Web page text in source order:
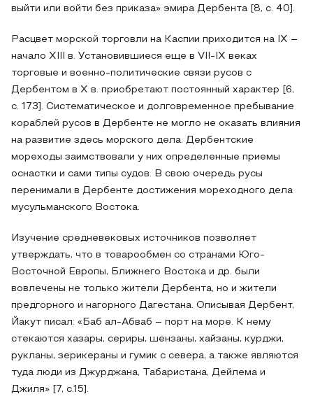
выйти или войти без приказа» эмира Дербента [8, с. 40].
Расцвет морской торговли на Каспии приходится на IX –
начало XIII в. Установившиеся еще в VII-IX веках
торговые и военно-политические связи русов с
Дербентом в X в. приобретают постоянный характер [6,
с. 173]. Систематическое и долговременное пребывание
кораблей русов в Дербенте не могло не оказать влияния
на развитие здесь морского дела. Дербентские
мореходы заимствовали у них определенные приемы
оснастки и сами типы судов. В свою очередь русы
перенимали в Дербенте достижения мореходного дела
мусульманского Востока.
Изучение средневековых источников позволяет
утверждать, что в товарообмен со странами Юго-
Восточной Европы, Ближнего Востока и др. были
вовлечены не только жители Дербента, но и жители
предгорного и нагорного Дагестана. Описывая Дербент,
Йакут писал: «Баб ал-Абваб – порт на море. К нему
стекаются хазары, сериры, шензаны, хайзаны, курджи,
рукланы, зерикераны и гумик с севера, а также являются
туда люди из Джурджана, Табаристана, Дейлема и
Джиля» [7, с.15].